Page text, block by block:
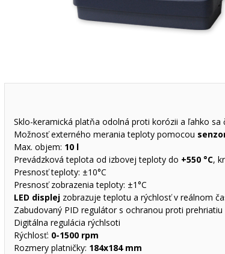
Sklo-keramická platňa odolná proti korózii a ľahko sa
Možnosť externého merania teploty pomocou
Max. objem: 10 l
Prevádzková teplota od izbovej teploty do +550 °C,
Presnosť teploty: ±10°C
Presnosť zobrazenia teploty: ±1°C
LED displejzobrazuje teplotu a rýchlosť v reálnom
Zabudovaný PID regulátor s ochranou proti prehriatiu
Digitálna regulácia rýchlsoti
Rýchlosť: 0-1500 rpm
Rozmery platničky: 184x184 mm